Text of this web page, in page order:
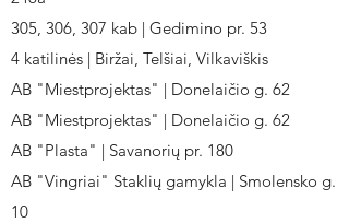
305, 306, 307 kab | Gedimino pr. 53
4 katilinės | Biržai, Telšiai, Vilkaviškis
AB "Miestprojektas" | Donelaičio g. 62
AB "Miestprojektas" | Donelaičio g. 62
AB "Plasta" | Savanorių pr. 180
AB "Vingriai" Staklių gamykla | Smolensko g.
10